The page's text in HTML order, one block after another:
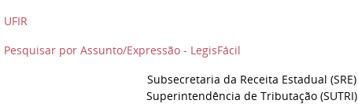
UFIR
Pesquisar por Assunto/Expressão - LegisFácil
Subsecretaria da Receita Estadual (SRE)
Superintendência de Tributação (SUTRI)